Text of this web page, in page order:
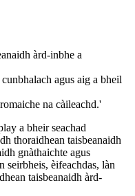
àrd-inbhe a
agus aig a bheil
na càileachd.'
a bheir seachad
thoraidhean taisbeanaidh
gnàthaichte agus
seirbheis, èifeachdas, làn
taisbeanaidh àrd-